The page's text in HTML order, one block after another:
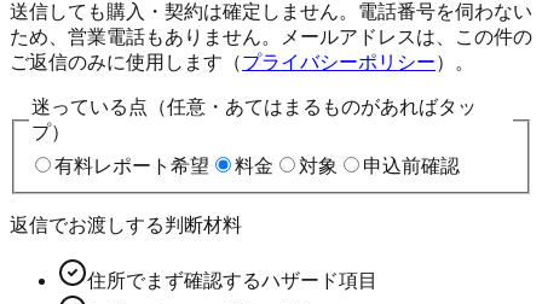
送信しても購入・契約は確定しません。電話番号を伺わない
ため、営業電話もありません。メールアドレスは、この件の
ご返信のみに使用します（プライバシーポリシー）。
迷っている点（任意・あてはまるものがあればタッ
プ）
有料レポート希望
料金 対象 申込前確認
返信でお渡しする判断材料
住所でまず確認するハザード項目